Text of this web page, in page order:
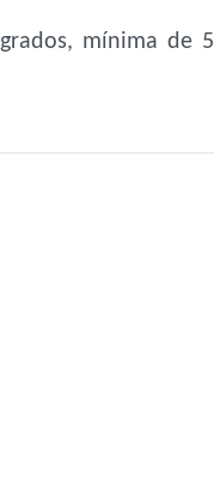
mínima de 5